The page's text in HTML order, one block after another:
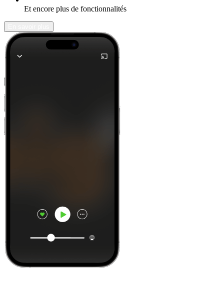
Et encore plus de fonctionnalités